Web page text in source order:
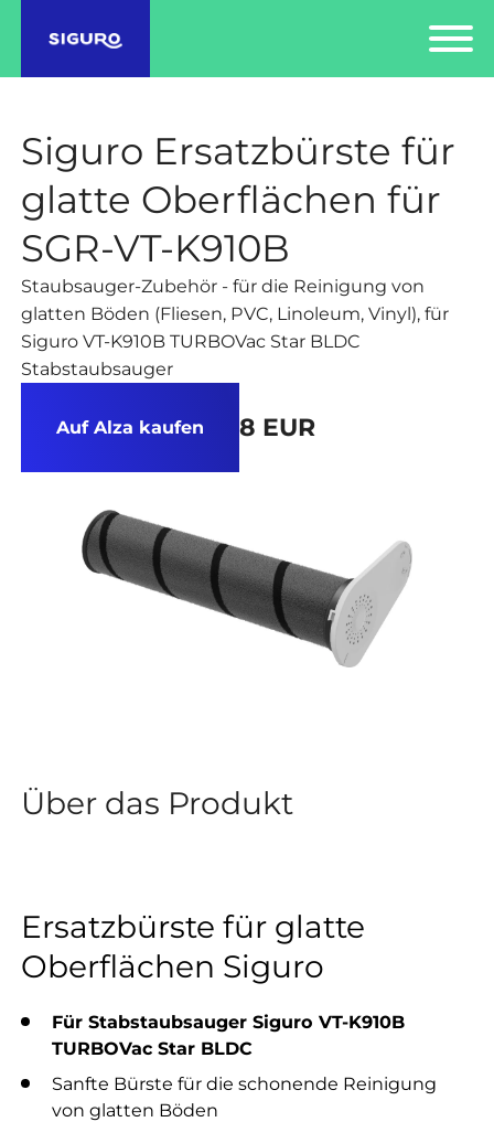
Siguro Ersatzbürste für
glatte Oberflächen für
SGR-VT-K910B
Staubsauger-Zubehör - für die Reinigung von
glatten Böden (Fliesen, PVC, Linoleum, Vinyl), für
Siguro VT-K910B TURBOVac Star BLDC
Stabstaubsauger
Auf Alza kaufen 8 EUR
Über das Produkt
Ersatzbürste für glatte
Oberflächen Siguro
Für Stabstaubsauger Siguro VT-K910B
TURBOVac Star BLDC
Sanfte Bürste für die schonende Reinigung
von glatten Böden